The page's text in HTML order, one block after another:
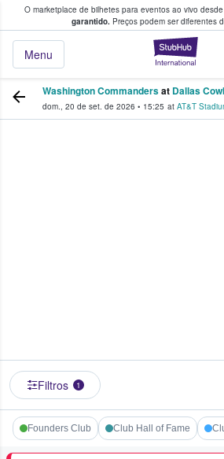
O marketplace de bilhetes para eventos ao vivo
garantido.Preços podem ser diferentes
Menu
fãs compram e vendem
Washington Commandersat Dallas
dom., 20 de set. de 2026 • 15:25 at AT&T
Filtros 1
Founders Club Club Hall of Fame